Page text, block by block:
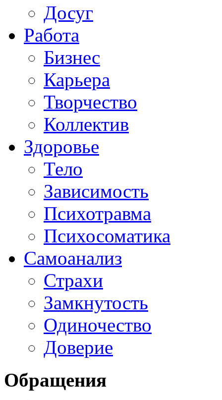
Досуг
Работа
Бизнес
Карьера
Творчество
Коллектив
Здоровье
Тело
Зависимость
Психотравма
Психосоматика
Самоанализ
Страхи
Замкнутость
Одиночество
Доверие
Обращения